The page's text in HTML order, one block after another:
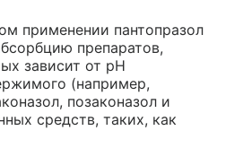
применении пантопразол
препаратов,
зависит от pH
(например,
позаконазол и
средств, таких, как